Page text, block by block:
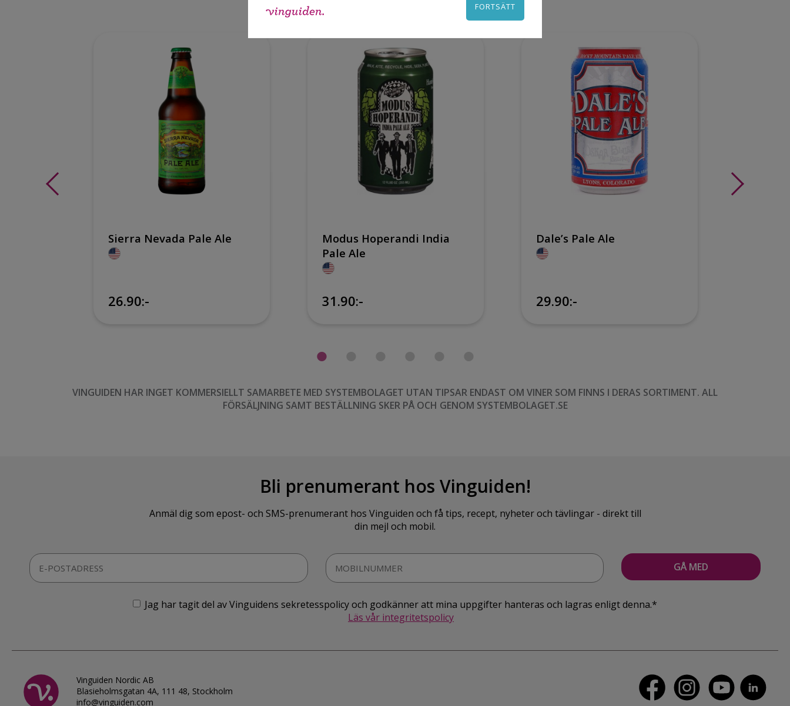
Sierra Nevada Pale Ale
26.90:-
Modus Hoperandi India
Pale Ale
31.90:-
Dale’s Pale Ale
29.90:-
VINGUIDEN HAR INGET KOMMERSIELLT SAMARBETE MED SYSTEMBOLAGET UTAN TIPSAR ENDAST OM VINER SOM FINNS I DERAS SORTIMENT. ALL
FÖRSÄLJNING SAMT BESTÄLLNING SKER PÅ OCH GENOM SYSTEMBOLAGET.SE
Bli prenumerant hos Vinguiden!
Anmäl dig som epost- och SMS-prenumerant hos Vinguiden och få tips, recept, nyheter och tävlingar - direkt till
din mejl och mobil.
Jag har tagit del av Vinguidens sekretesspolicy och godkänner att mina uppgifter hanteras och lagras enligt denna.*
Läs vår integritetspolicy
Vinguiden Nordic AB
Blasieholmsgatan 4A, 111 48, Stockholm
info@vinguiden.com
FORTSÄTT